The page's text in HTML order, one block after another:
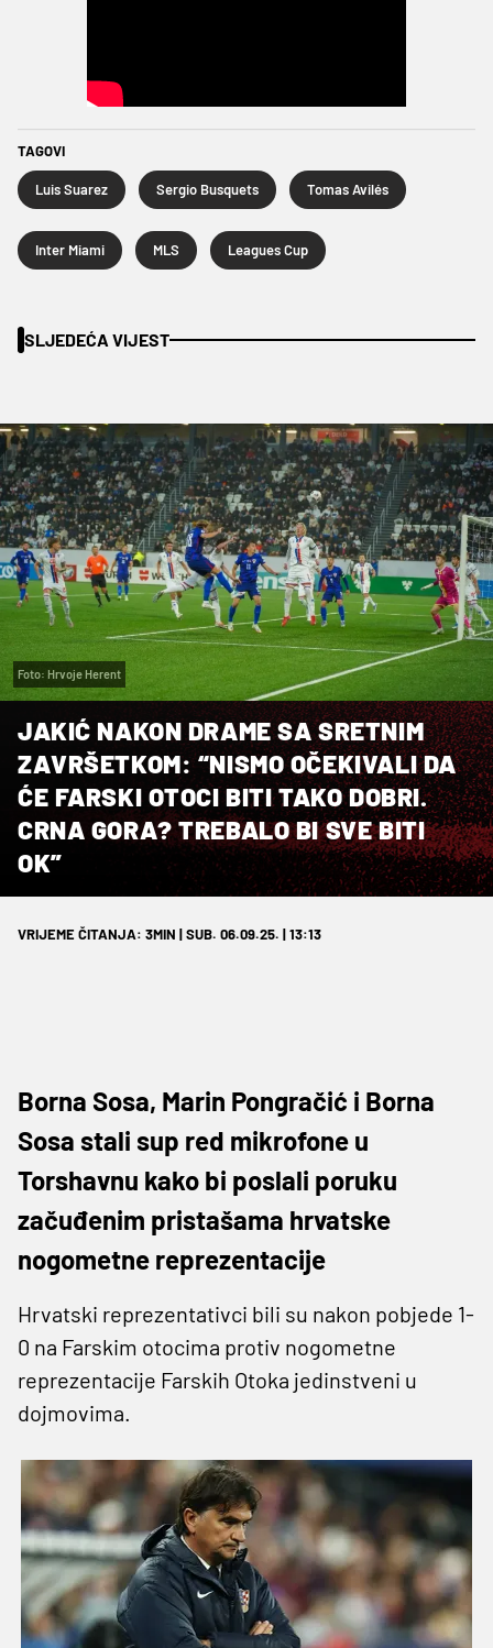
TAGOVI
Luis Suarez Sergio Busquets Tomas Avilés
Inter Miami MLS Leagues Cup
SLJEDEĆA VIJEST
Foto: Hrvoje Herent
JAKIĆ NAKON DRAME SA SRETNIM
ZAVRŠETKOM: “NISMO OČEKIVALI DA
ĆE FARSKI OTOCI BITI TAKO DOBRI.
CRNA GORA? TREBALO BI SVE BITI
OK”
VRIJEME ČITANJA: 3MIN | SUB. 06.09.25. | 13:13
Borna Sosa, Marin Pongračić i Borna
Sosa stali sup red mikrofone u
Torshavnu kako bi poslali poruku
začuđenim pristašama hrvatske
nogometne reprezentacije
Hrvatski reprezentativci bili su nakon pobjede 1-
0 na Farskim otocima protiv nogometne
reprezentacije Farskih Otoka jedinstveni u
dojmovima.